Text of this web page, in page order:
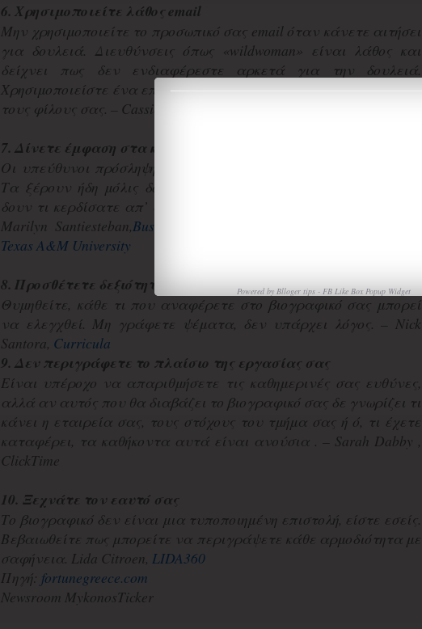
6. Χρησιμοποιείτε λάθος email
Μην χρησιμοποιείτε το προσωπικό σας email όταν κάνετε αιτήσει
για δουλειά. Διευθύνσεις όπως «wildwoman» είναι λάθος και
δείχνει πως δεν ενδιαφέρεστε αρκετά για την δουλειά.
Χρησιμοποιείστε ένα επίσημο email και αφήστε το προσωπικό για
τους φίλους σας. – Cassie Dennis,
7. Δίνετε έμφαση στα καθήκοντα και όχι στο αποτέλεσμα
Οι υπεύθυνοι πρόσληψης δε θέλουν να δουν τα καθήκοντα σας.
Τα ξέρουν ήδη μόλις δουν την θέση εργασίας σας. Θέλουν να
δουν τι κερδίσατε απ’ αυτή τη θέση και τι προσφέρατε εσείς. –
Marilyn Santiesteban,Bush School of Government & Public Service,
Texas A&M University
8. Προσθέτετε δεξιότητες που δεν έχετε
Θυμηθείτε, κάθε τι που αναφέρετε στο βιογραφικό σας μπορεί
να ελεγχθεί. Μη γράφετε ψέματα, δεν υπάρχει λόγος. – Nick
Santora, Curricula
9. Δεν περιγράφετε το πλαίσιο της εργασίας σας
Είναι υπέροχο να απαριθμήσετε τις καθημερινές σας ευθύνες,
αλλά αν αυτός που θα διαβάζει το βιογραφικό σας δε γνωρίζει τι
κάνει η εταιρεία σας, τους στόχους του τμήμα σας ή ό, τι έχετε
καταφέρει, τα καθήκοντα αυτά είναι ανούσια . – Sarah Dabby ,
ClickTime
10. Ξεχνάτε τον εαυτό σας
Το βιογραφικό δεν είναι μια τυποποιημένη επιστολή, είστε εσείς.
Βεβαιωθείτε πως μπορείτε να περιγράψετε κάθε αρμοδιότητα με
σαφήνεια. Lida Citroen, LIDA360
Πηγή: fortunegreece.com
Newsroom MykonosTicker
Powered byBlloger tips -FB Like Box Popup Widget